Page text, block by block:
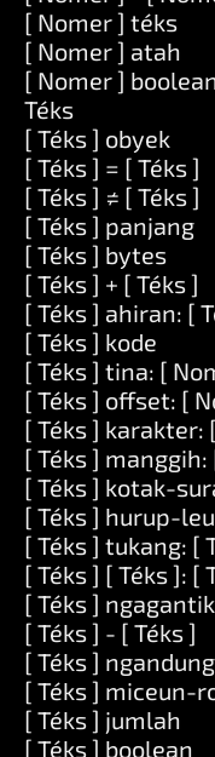
[ Nomer ] téks
[ Nomer ] atah
[ Nomer ]
Téks
[ Téks ] obyek
[ Téks ] = [ Téks ]
[ Téks ] ≠ [ Téks ]
[ Téks ] panjang
[ Téks ] bytes
[ Téks ] + [ Téks ]
[ Téks ] ahiran: [
[ Téks ] kode
[ Téks ] tina: [
[ Téks ] offset: [
[ Téks ] karakter:
[ Téks ] manggih:
[ Téks ] kotak-
[ Téks ] hurup-
[ Téks ] tukang: [
[ Téks ] [ Téks ]: [
[ Téks ]
[ Téks ] - [ Téks ]
[ Téks ]
[ Téks ] miceun-
[ Téks ] jumlah
[ Téks ] boolean